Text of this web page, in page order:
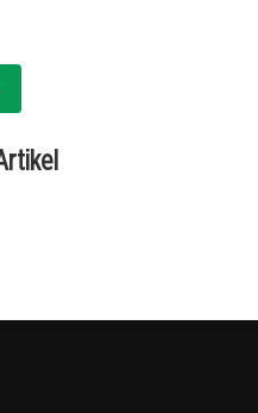
Cannabis: Hoffnung
Endometriose – Studie